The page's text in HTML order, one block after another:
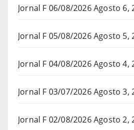
Jornal F 06/08/2026Agosto 6,
Jornal F 05/08/2026Agosto 5,
Jornal F 04/08/2026Agosto 4,
Jornal F 03/07/2026Agosto 3,
Jornal F 02/08/2026Agosto 2,